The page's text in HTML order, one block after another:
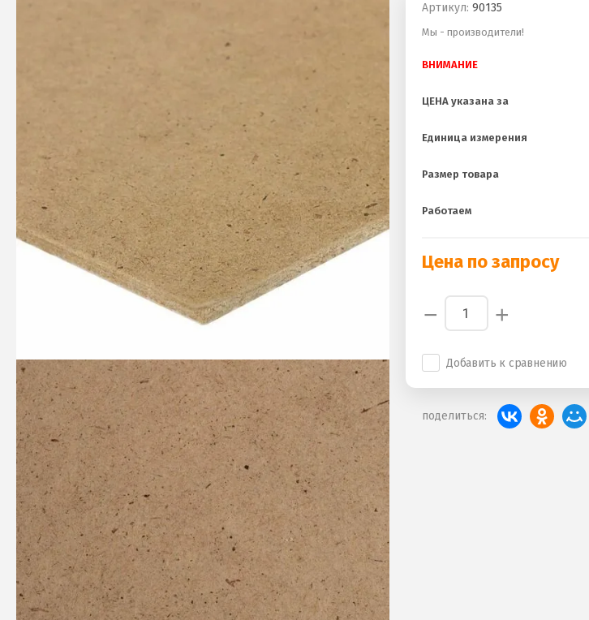
Артикул: 90135
Мы - производители!
ВНИМАНИЕ
ЦЕНА указана за
Единица измерения
Размер товара
Работаем
Цена по запросу
− +
Добавить к сравнению
поделиться: